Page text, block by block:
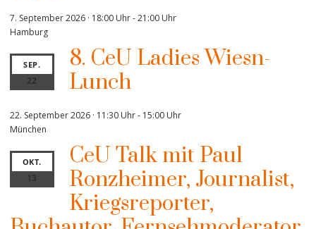
7. September 2026 · 18:00 Uhr-21:00 Uhr
Hamburg
SEP.
22
8. CeU Ladies Wiesn-
Lunch
22. September 2026 · 11:30 Uhr- 15:00 Uhr
München
OKT.
13
CeU Talk mit Paul
Ronzheimer, Journalist,
Kriegsreporter,